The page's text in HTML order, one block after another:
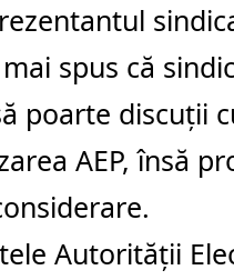
spus că
poarte discuții
AEP, însă
Autorității